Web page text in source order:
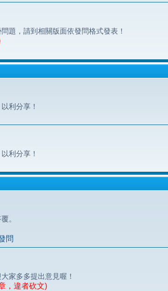
題，請到相關版面依發問格式發表！
利分享！
利分享！
。
問
家多多提出意見喔！
，違者砍文)